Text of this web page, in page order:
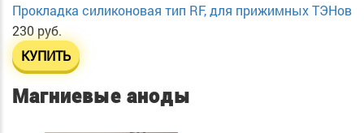
Прокладка силиконовая тип RF, для прижимных ТЭНов
230 руб.
КУПИТЬ
Магниевые аноды